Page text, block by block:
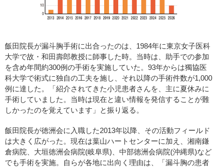
飯田院長が漏斗胸手術に出合ったのは、1984年に東京女子医科
大学で故・和田壽郎教授に師事した時。当時は、助手での参加
を含め年間約300例の手術を実施していた。93年からは獨協医
科大学で術式に独自の工夫を施し、それ以降の手術件数が1,000
例に達した。「紹介されてきた小児患者さんを、主に夏休みに
手術していました。当時は現在と違い情報を発信することが難
しかったのを覚えています」と振り返る。
飯田院長が徳洲会に入職した2013年以降、その活動フィールド
は大きく広がった。現在は葉山ハートセンターに加え、湘南鎌
倉病院、大垣徳洲会病院(岐阜県)、中部徳洲会病院(沖縄県)など
でも手術を実施。自らが各地に出向く理由は、「漏斗胸の患者